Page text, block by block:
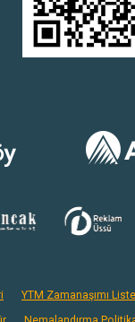
YTM Zamanaşımı